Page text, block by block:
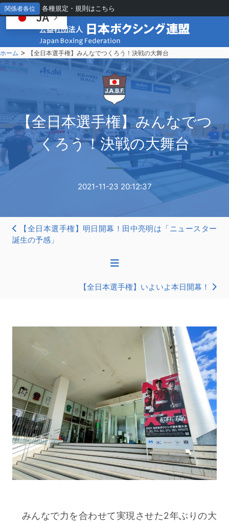
関係者各位 各種規定・規則はこちら
ホーム > 【全日本選手権】みんなでつくろう！決戦の大舞台
【全日本選手権】みんなでつ
くろう！決戦の大舞台
2021-11-23 20:12:37
【全日本選手権】明日開幕！田中亮明は「ニュースター
誕生の予感」
【全日本選手権】いよいよ本日開幕！
みんなで力を合わせて実現させた2年ぶりの大
JA